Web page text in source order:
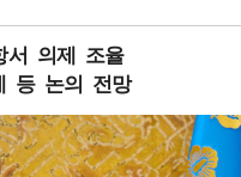
서 의제 조율
등 논의 전망